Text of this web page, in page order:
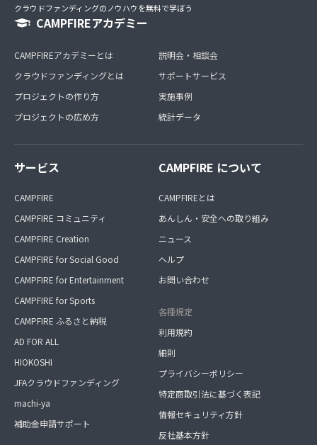
クラウドファンディングのノウハウを無料で学ぼう
CAMPFIREアカデミー
CAMPFIREアカデミーとは
クラウドファンディングとは
プロジェクトの作り方
プロジェクトの広め方
説明会・相談会
サポートサービス
実施事例
統計データ
サービス
CAMPFIRE
CAMPFIRE コミュニティ
CAMPFIRE Creation
CAMPFIRE for Social Good
CAMPFIRE for Entertainment
CAMPFIRE for Sports
CAMPFIRE ふるさと納税
AD FOR ALL
HIOKOSHI
JFAクラウドファンディング
machi-ya
補助金申請サポート
CAMPFIRE について
CAMPFIREとは
あんしん・安全への取り組み
ニュース
ヘルプ
お問い合わせ
各種規定
利用規約
細則
プライバシーポリシー
特定商取引法に基づく表記
情報セキュリティ方針
反社基本方針